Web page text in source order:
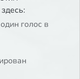
голос в